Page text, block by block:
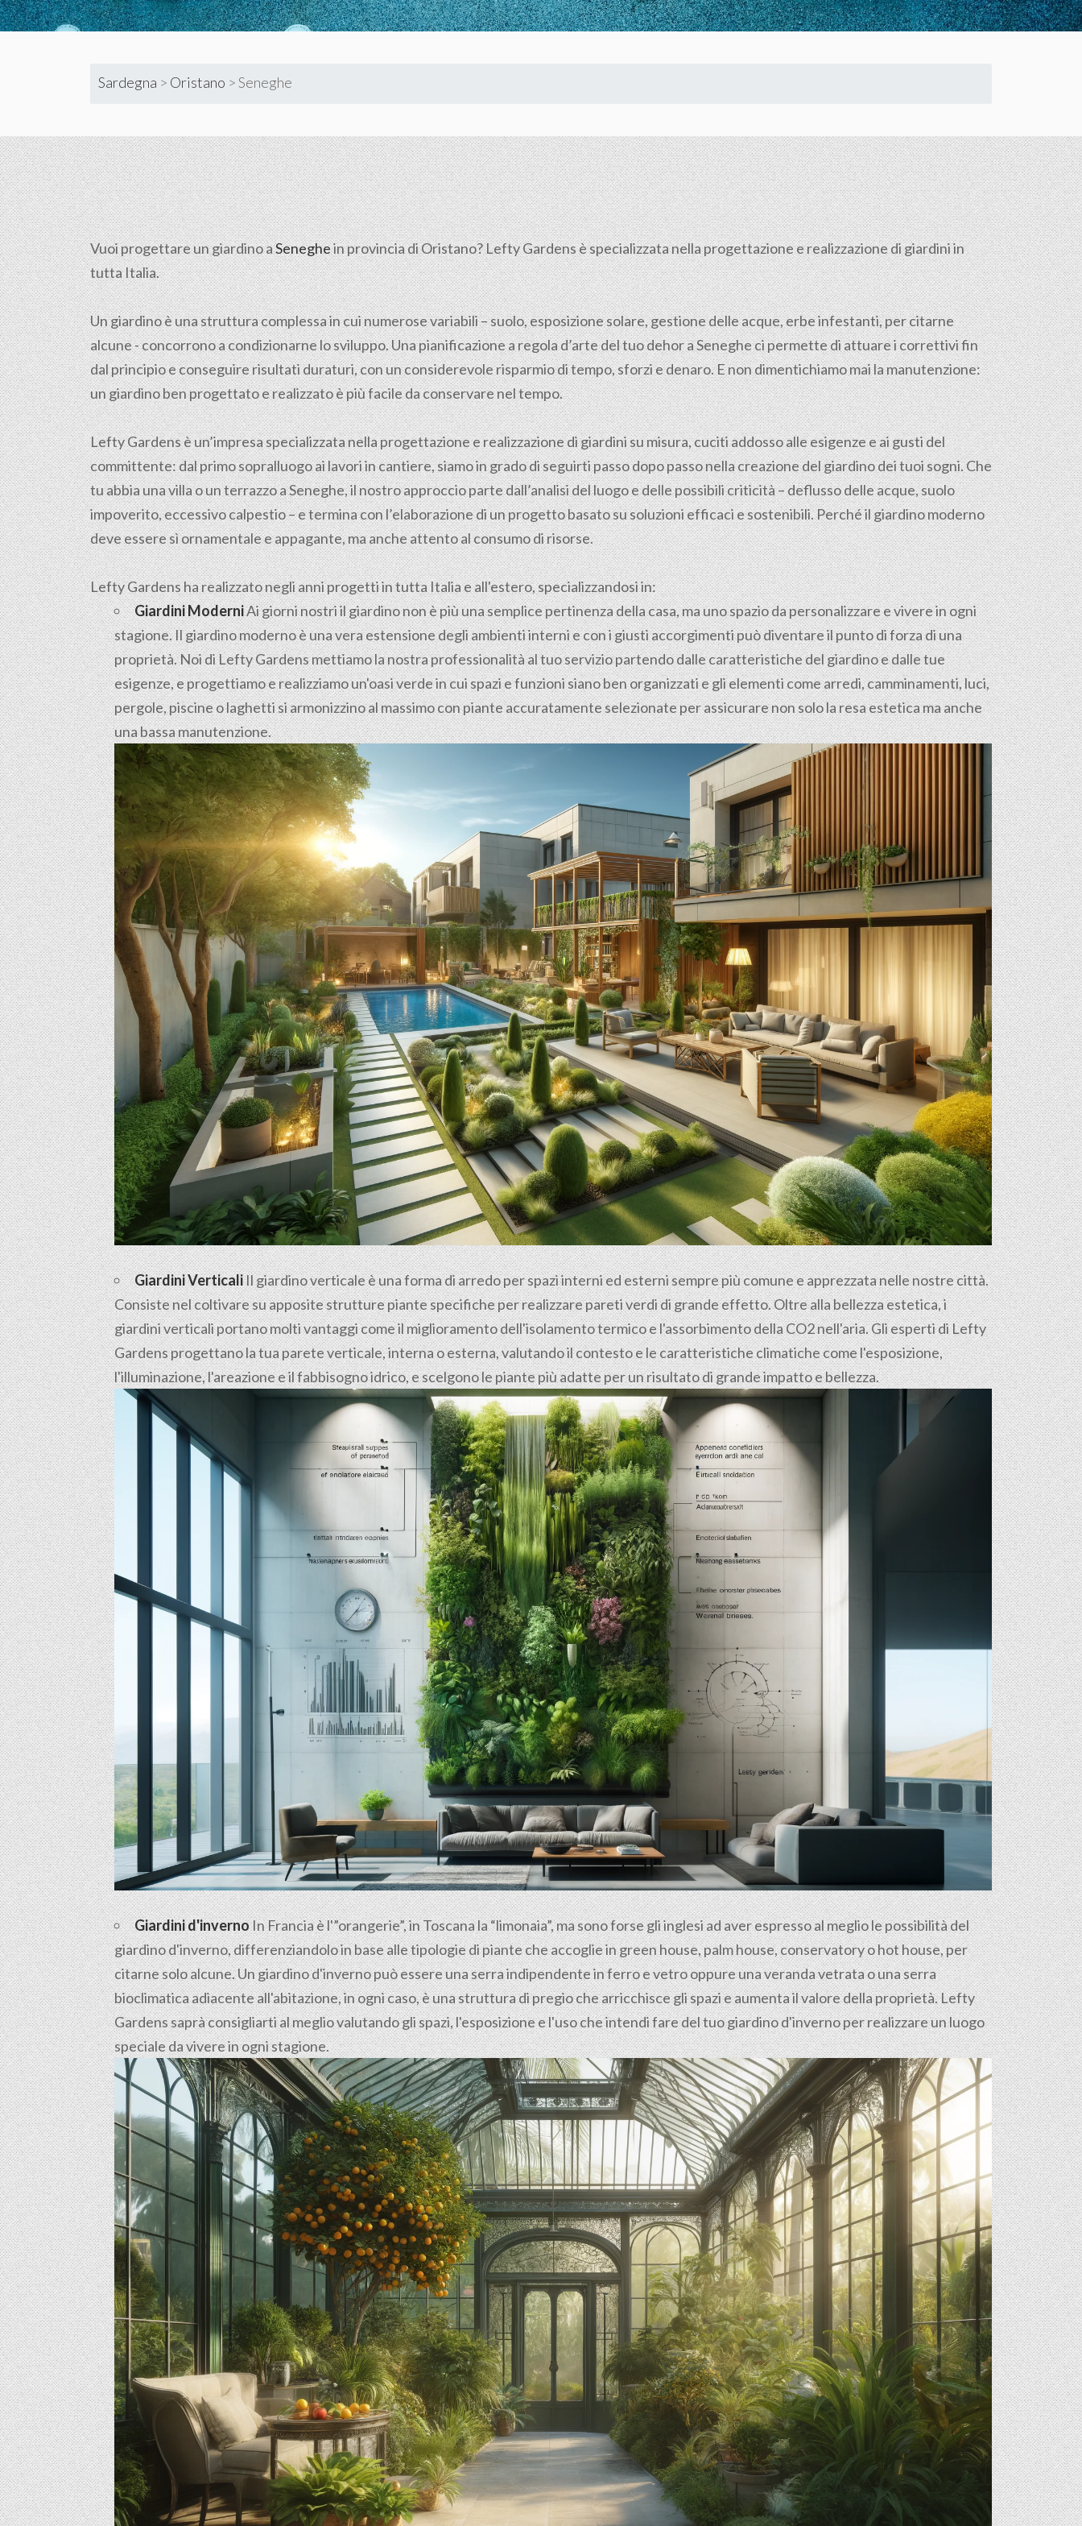
Sardegna > Oristano >Seneghe
Vuoi progettare un giardino aSeneghein provincia diOristano? Lefty Gardens è specializzata nella progettazione e realizzazione di giardini in
tutta Italia.
Un giardino è una struttura complessa in cui numerose variabili – suolo, esposizione solare, gestione delle acque, erbe infestanti, per citarne
alcune - concorrono a condizionarne lo sviluppo. Una pianificazione a regola d’arte del tuo dehor a Seneghe ci permette di attuare i correttivi fin
dal principio e conseguire risultati duraturi, con un considerevole risparmio di tempo, sforzi e denaro. E non dimentichiamo mai la manutenzione:
un giardino ben progettato e realizzato è più facile da conservare nel tempo.
Lefty Gardens è un’impresa specializzata nellaprogettazionee realizzazione di giardini su misura, cuciti addosso alle esigenze e ai gusti del
committente: dal primo sopralluogo ai lavori in cantiere, siamo in grado di seguirti passo dopo passo nella creazione del giardino dei tuoi sogni. Che
tu abbia una villa o un terrazzo a Seneghe, il nostro approccio parte dall’analisi del luogo e delle possibili criticità – deflusso delle acque, suolo
impoverito, eccessivo calpestio – e termina con l’elaborazione di un progetto basato su soluzioni efficaci e sostenibili. Perché il giardino moderno
deve essere sì ornamentale e appagante, ma anche attento al consumo di risorse.
Lefty Gardens ha realizzato negli anni progetti in tutta Italia e all'estero, specializzandosi in:
Giardini ModerniAi giorni nostri il giardino non è più una semplice pertinenza della casa, ma uno spazio da personalizzare e vivere in ogni
stagione. Il giardino moderno è una vera estensione degli ambienti interni e con i giusti accorgimenti può diventare il punto di forza di una
proprietà. Noi di Lefty Gardens mettiamo la nostra professionalità al tuo servizio partendo dalle caratteristiche del giardino e dalle tue
esigenze, e progettiamo e realizziamo un'oasi verde in cui spazi e funzioni siano ben organizzati e gli elementi come arredi, camminamenti, luci,
pergole, piscine o laghetti si armonizzino al massimo con piante accuratamente selezionate per assicurare non solo la resa estetica ma anche
una bassa manutenzione.
Giardini VerticaliIl giardino verticale è una forma di arredo per spazi interni ed esterni sempre più comune e apprezzata nelle nostre città.
Consiste nel coltivare su apposite strutture piante specifiche per realizzare pareti verdi di grande effetto. Oltre alla bellezza estetica, i
giardini verticali portano molti vantaggi come il miglioramento dell'isolamento termico e l'assorbimento della CO2 nell'aria. Gli esperti di Lefty
Gardens progettano la tua parete verticale, interna o esterna, valutando il contesto e le caratteristiche climatiche come l'esposizione,
l'illuminazione, l'areazione e il fabbisogno idrico, e scelgono le piante più adatte per un risultato di grande impatto e bellezza.
Giardini d'invernoIn Francia è l'”orangerie”, in Toscana la “limonaia”, ma sono forse gli inglesi ad aver espresso al meglio le possibilità del
giardino d'inverno, differenziandolo in base alle tipologie di piante che accoglie in green house, palm house, conservatory o hot house, per
citarne solo alcune. Un giardino d'inverno può essere una serra indipendente in ferro e vetro oppure una veranda vetrata o una serra
bioclimatica adiacente all'abitazione, in ogni caso, è una struttura di pregio che arricchisce gli spazi e aumenta il valore della proprietà. Lefty
Gardens saprà consigliarti al meglio valutando gli spazi, l'esposizione e l'uso che intendi fare del tuo giardino d'inverno per realizzare un luogo
speciale da vivere in ogni stagione.